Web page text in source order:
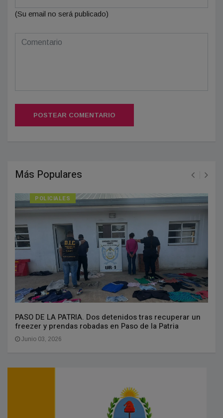
(Su email no será publicado)
POSTEAR COMENTARIO
Más Populares
POLICIALES
PASO DE LA PATRIA. Dos detenidos tras recuperar un
freezer y prendas robadas en Paso de la Patria
Junio 03, 2026